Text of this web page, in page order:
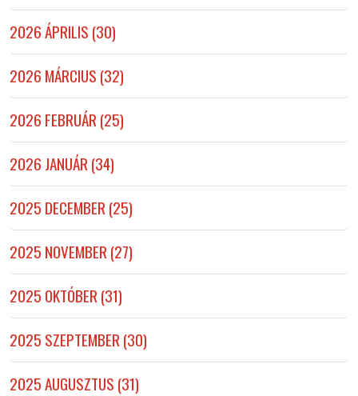
2026 ÁPRILIS (30)
2026 MÁRCIUS (32)
2026 FEBRUÁR (25)
2026 JANUÁR (34)
2025 DECEMBER (25)
2025 NOVEMBER (27)
2025 OKTÓBER (31)
2025 SZEPTEMBER (30)
2025 AUGUSZTUS (31)